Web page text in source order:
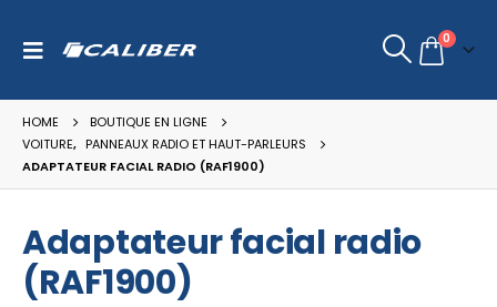
0
HOME
BOUTIQUE EN LIGNE
VOITURE, PANNEAUX RADIO ET HAUT-PARLEURS
ADAPTATEUR FACIAL RADIO (RAF1900)
Adaptateur facial radio
(RAF1900)